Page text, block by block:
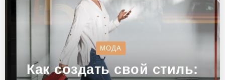
МОДА
Как создать свой стиль: